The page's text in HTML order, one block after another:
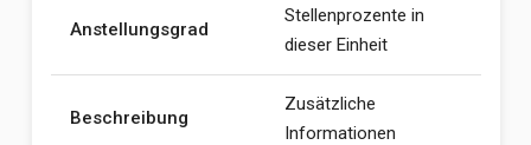
Anstellungsgrad
Stellenprozente in
dieser Einheit
Beschreibung
Zusätzliche
Informationen